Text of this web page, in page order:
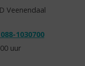
Veenendaal
1030700
uur